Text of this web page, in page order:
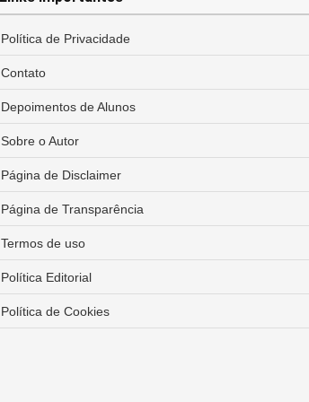
Política de Privacidade
Contato
Depoimentos de Alunos
Sobre o Autor
Página de Disclaimer
Página de Transparência
Termos de uso
Política Editorial
Política de Cookies